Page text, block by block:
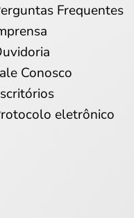
Frequentes
Conosco
eletrônico